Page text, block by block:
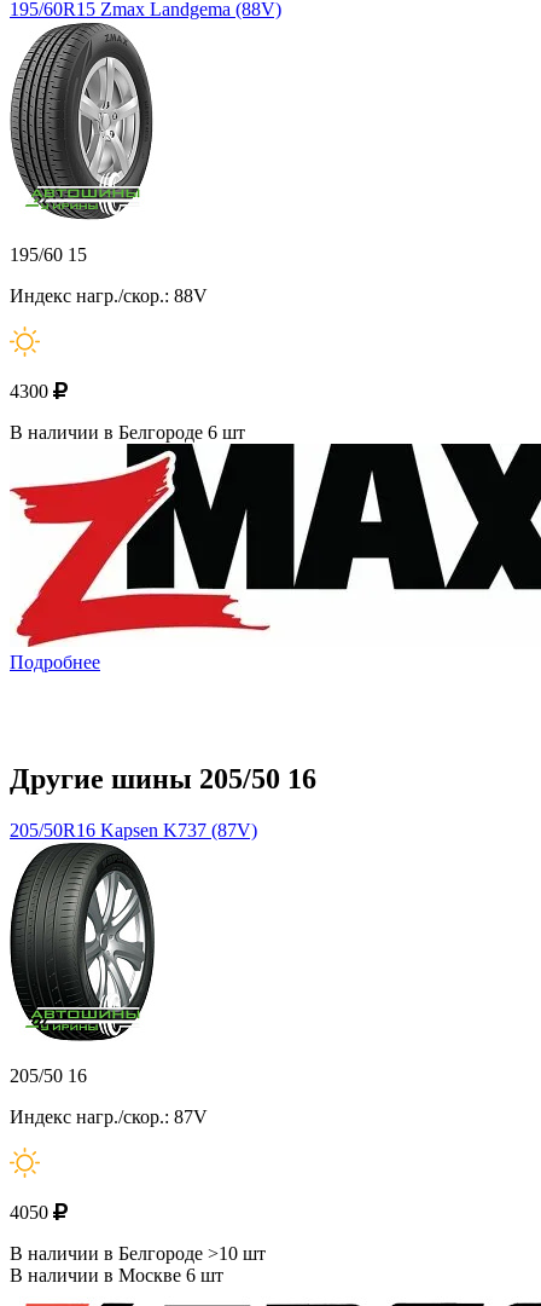
195/60R15 Zmax Landgema (88V)
195/60 15
Индекс нагр./скор.: 88V
4300
В наличии в Белгороде 6 шт
Подробнее
Другие шины 205/50 16
205/50R16 Kapsen K737 (87V)
205/50 16
Индекс нагр./скор.: 87V
4050
В наличии в Белгороде >10 шт
В наличии в Москве 6 шт